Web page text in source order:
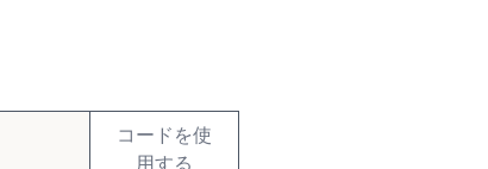
コードを使
用する